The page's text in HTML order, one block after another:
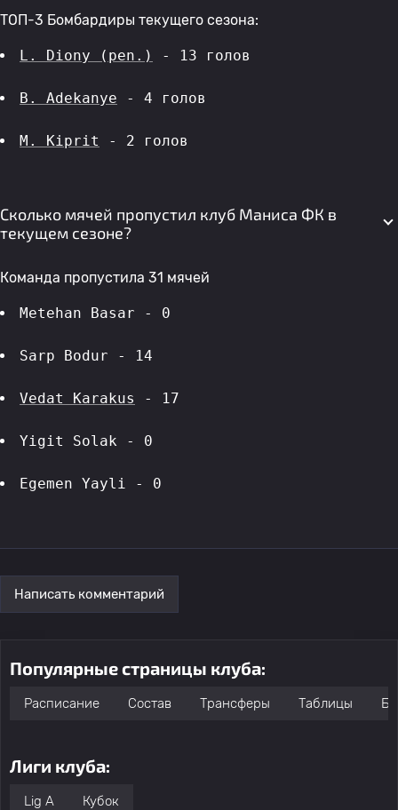
ТОП-3 Бомбардиры текущего сезона:
L. Diony (pen.) - 13 голов
B. Adekanye - 4 голов
M. Kiprit - 2 голов
Сколько мячей пропустил клуб Маниса ФК в
текущем сезоне?
Команда пропустила 31 мячей
Metehan Basar - 0
Sarp Bodur - 14
Vedat Karakus - 17
Yigit Solak - 0
Egemen Yayli - 0
Написать комментарий
Популярные страницы клуба:
Расписание Состав Трансферы Таблицы
Лиги клуба:
Lig A Кубок